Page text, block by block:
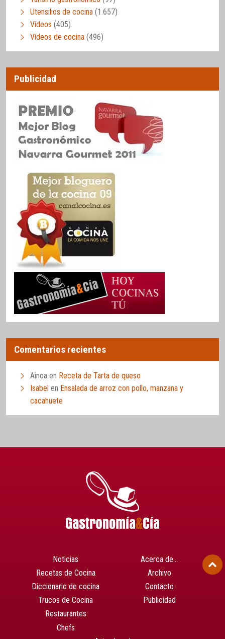
Utensilios de cocina (1.657)
Vídeos (405)
Vídeos de cocina (496)
Publicidad
Comentarios recientes
Ainoa en Receta de Tarta de queso
Isabel en Ensalada de arroz con pollo, manzana y
cacahuete
Noticias
Recetas de Cocina
Diccionario de cocina
Trucos de Cocina
Restaurantes
Chefs
Acerca de…
Archivo
Contacto
Publicidad